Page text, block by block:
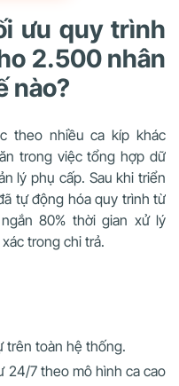
ưu quy trình
2.500 nhân
nào?
theo nhiều ca kíp khác
trong việc tổng hợp dữ
lý phụ cấp. Sau khi triển
tự động hóa quy trình từ
80% thời gian xử lý
trong chi trả.
trên toàn hệ thống.
24/7 theo mô hình ca cao